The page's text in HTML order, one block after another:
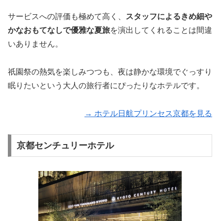
サービスへの評価も極めて高く、
スタッフによるきめ細や
かなおもてなしで優雅な夏旅を演出してくれることは間違
いありません。
祇園祭の熱気を楽しみつつも、夜は静かな環境でぐっすり
眠りたいという大人の旅行者にぴったりなホテルです。
→ ホテル日航プリンセス京都を見る
京都センチュリーホテル